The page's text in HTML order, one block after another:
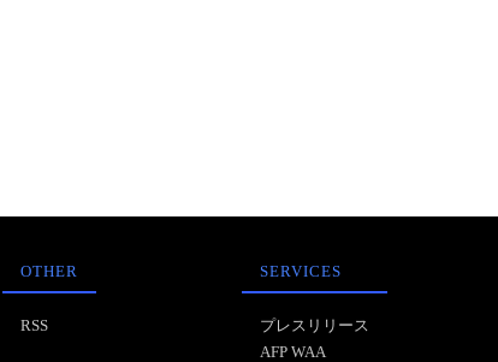
OTHER
RSS
SERVICES
プレスリリース
AFP WAA